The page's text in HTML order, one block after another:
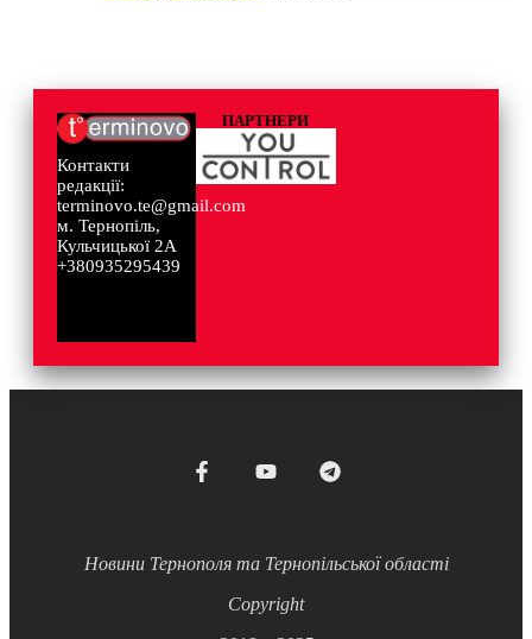
Контакти
редакції:
terminovo.te@gmail.com
м. Тернопіль,
Кульчицької 2А
+380935295439
ПАРТНЕРИ
Новини Тернополя та Тернопільської області
Copyright